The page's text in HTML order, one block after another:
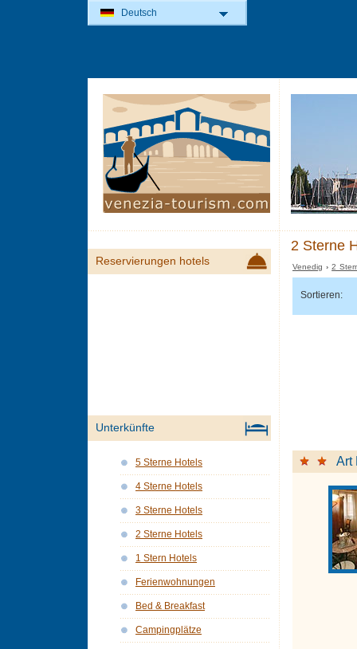
2 Sterne
Venedig ›2
Sortieren:
Art
Reservierungen hotels
Unterkünfte
5 Sterne Hotels
4 Sterne Hotels
3 Sterne Hotels
2 Sterne Hotels
1 Stern Hotels
Ferienwohnungen
Bed & Breakfast
Campingplätze
Deutsch